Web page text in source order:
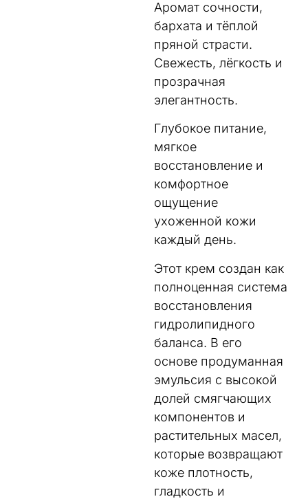
Аромат сочности,
бархата и тёплой
пряной страсти.
Свежесть, лёгкость и
прозрачная
элегантность.
Глубокое питание,
мягкое
восстановление и
комфортное
ощущение
ухоженной кожи
каждый день.
Этот крем создан как
полноценная система
восстановления
гидролипидного
баланса. В его
основе продуманная
эмульсия с высокой
долей смягчающих
компонентов и
растительных масел,
которые возвращают
коже плотность,
гладкость и